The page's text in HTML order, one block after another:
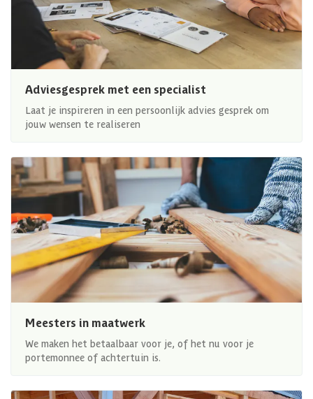
Adviesgesprek met een specialist
Laat je inspireren in een persoonlijk advies gesprek om
jouw wensen te realiseren
Meesters in maatwerk
We maken het betaalbaar voor je, of het nu voor je
portemonnee of achtertuin is.